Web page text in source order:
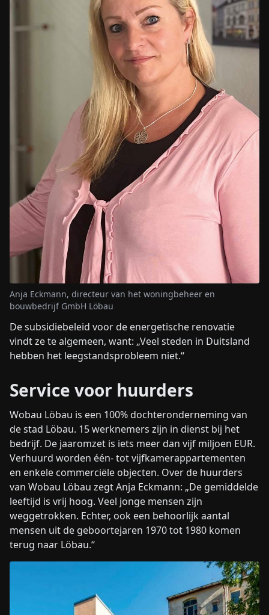
Anja Eckmann, directeur van het woningbeheer en
bouwbedrijf GmbH Löbau
De subsidiebeleid voor de energetische renovatie
vindt ze te algemeen, want: „Veel steden in Duitsland
hebben het leegstandsprobleem niet.“
Service voor huurders
Wobau Löbau is een 100% dochteronderneming van
de stad Löbau. 15 werknemers zijn in dienst bij het
bedrijf. De jaaromzet is iets meer dan vijf miljoen EUR.
Verhuurd worden één- tot vijfkamerappartementen
en enkele commerciële objecten. Over de huurders
van Wobau Löbau zegt Anja Eckmann: „De gemiddelde
leeftijd is vrij hoog. Veel jonge mensen zijn
weggetrokken. Echter, ook een behoorlijk aantal
mensen uit de geboortejaren 1970 tot 1980 komen
terug naar Löbau.“